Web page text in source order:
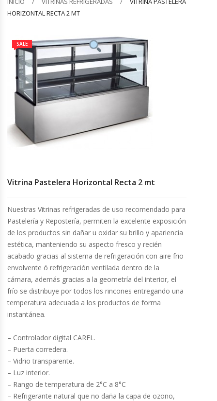
Barquilleras
Batidoras
Bolsas De Sellado Al Vacío
Cafeteras
Cámaras Fermentadoras
Cocedoras De Pastas
Cocinas Industriales
Encimeras Eléctricas
Congeladoras Tapa De Vidrio
Congeladoras Tapa Dura
Congeladores Verticales
Coolers / Visicoolers
Cortadoras De Fiambre
HORIZONTAL RECTA 2 MT
SALE
Vitrina Pastelera Horizontal Recta 2 mt
Nuestras Vitrinas refrigeradas de uso recomendado para
Pastelería y Repostería, permiten la excelente exposición
de los productos sin dañar u oxidar su brillo y apariencia
estética, manteniendo su aspecto fresco y recién
acabado gracias al sistema de refrigeración con aire frio
envolvente ó refrigeración ventilada dentro de la
cámara, además gracias a la geometría del interior, el
frío se distribuye por todos los rincones entregando una
temperatura adecuada a los productos de forma
instantánea.
– Controlador digital CAREL.
– Puerta corredera.
– Vidrio transparente.
– Luz interior.
– Rango de temperatura de 2°C a 8°C
– Refrigerante natural que no daña la capa de ozono,